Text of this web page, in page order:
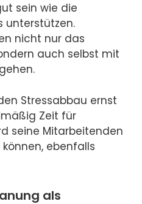
sein wie die
unterstützen.
nicht nur das
auch selbst mit
Stressabbau ernst
Zeit für
seine Mitarbeitenden
ebenfalls
als